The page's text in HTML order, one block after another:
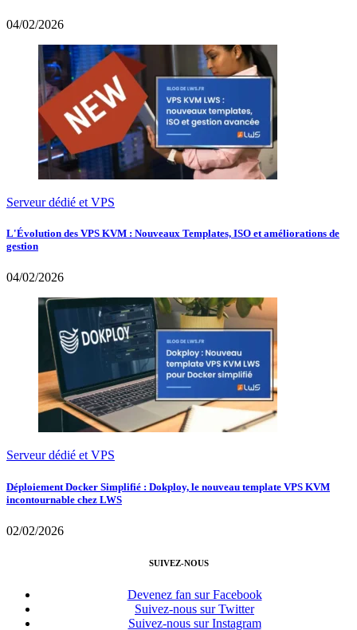
04/02/2026
Serveur dédié et VPS
L'Évolution des VPS KVM : Nouveaux Templates, ISO et améliorations de
gestion
04/02/2026
Serveur dédié et VPS
Déploiement Docker Simplifié : Dokploy, le nouveau template VPS KVM
incontournable chez LWS
02/02/2026
SUIVEZ-NOUS
Devenez fan sur Facebook
Suivez-nous sur Twitter
Suivez-nous sur Instagram